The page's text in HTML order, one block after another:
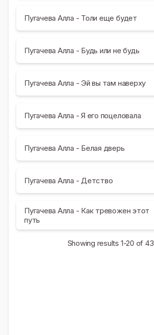
Пугачева Алла - Толи еще будет
Пугачева Алла - Будь или не будь
Пугачева Алла - Эй вы там наверху
Пугачева Алла - Я его поцеловала
Пугачева Алла - Белая дверь
Пугачева Алла - Детство
Пугачева Алла - Как тревожен этот
путь
Showing results 1-20 of 43